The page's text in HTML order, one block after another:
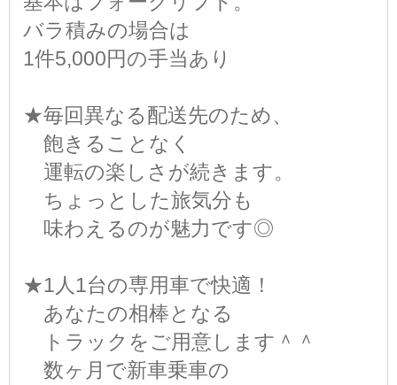
バラ積みの場合は
1件5,000円の手当あり
★毎回異なる配送先のため、
飽きることなく
運転の楽しさが続きます。
ちょっとした旅気分も
味わえるのが魅力です◎
★1人1台の専用車で快適！
あなたの相棒となる
トラックをご用意します＾＾
数ヶ月で新車乗車の